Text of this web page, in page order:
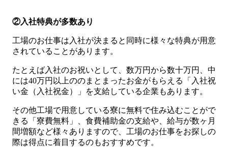
②入社特典が多数あり
工場のお仕事は入社が決まると同時に様々な特典が用意
されていることがあります。
たとえば入社のお祝いとして、数万円から数十万円、中
には40万円以上ののまとまったお金がもらえる「入社祝
い金（入社祝金）」を支給している企業もあります。
その他工場で用意している寮に無料で住み込むことがで
きる「寮費無料」、食費補助金の支給や、給与が数ヶ月
間増額など様々ありますので、工場のお仕事をお探しの
際は得点に着目するのもおすすめです。